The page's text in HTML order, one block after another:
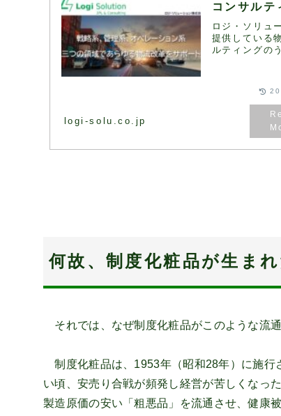
コンサルテ
ロジ・ソリュ
提供している
ルティングの
ンサルティン
ーを組み合わ
logi-solu.co.jp
何故、制度化粧品が生ま
それでは、なぜ制度化粧品がこのような流
制度化粧品は、1953年（昭和28年）に施行
い頃、安売り合戦が頻発し経営が苦しくなっ
製造原価の安い「粗悪品」を流通させ、健康